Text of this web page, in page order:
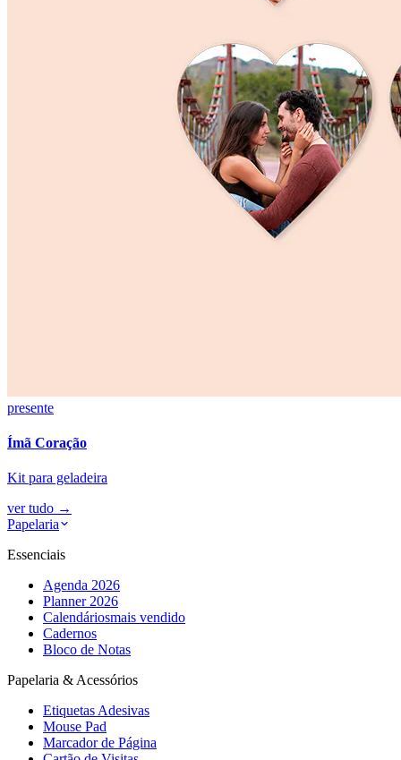
presente
Ímã Coração
Kit para geladeira
ver tudo →
Papelaria
Essenciais
Agenda 2026
Planner 2026
Calendáriosmais vendido
Cadernos
Bloco de Notas
Papelaria & Acessórios
Etiquetas Adesivas
Mouse Pad
Marcador de Página